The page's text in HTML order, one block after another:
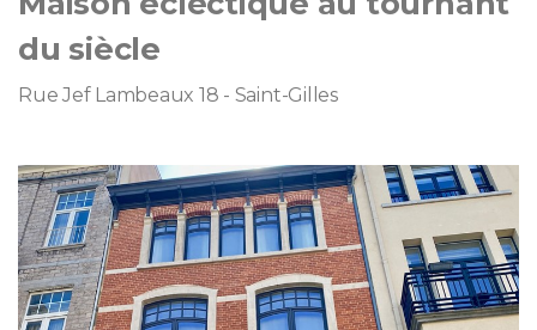
du siècle
Rue Jef Lambeaux 18 - Saint-Gilles